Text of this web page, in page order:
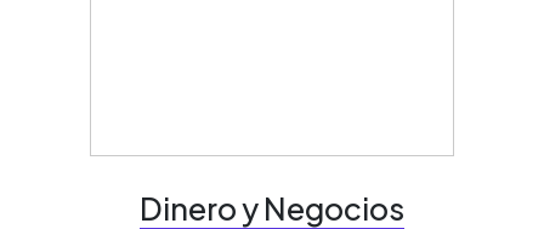
Dinero y Negocios